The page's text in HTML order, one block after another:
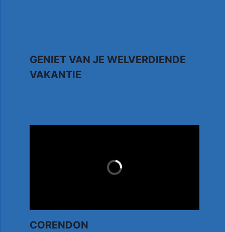
GENIET VAN JE WELVERDIENDE
VAKANTIE
CORENDON